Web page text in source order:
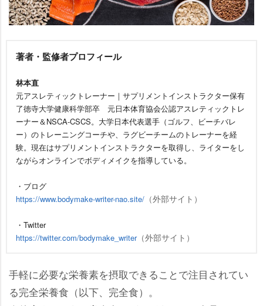
著者・監修者プロフィール
林本直
元アスレティックトレーナー｜サプリメントインストラクター保有
了徳寺大学健康科学部卒 元日本体育協会公認アスレティックトレ
ーナー＆NSCA-CSCS。大学日本代表選手（ゴルフ、ビーチバレ
ー）のトレーニングコーチや、ラグビーチームのトレーナーを経
験。現在はサプリメントインストラクターを取得し、ライターをし
ながらオンラインでボディメイクを指導している。
・ブログ
https://www.bodymake-writer-nao.site/ （外部サイト）
・Twitter
https://twitter.com/bodymake_writer（外部サイト）
手軽に必要な栄養素を摂取できることで注目されてい
る完全栄養食（以下、完全食）。